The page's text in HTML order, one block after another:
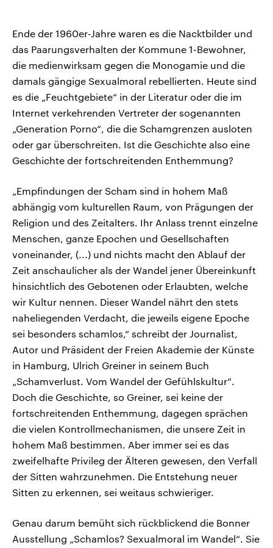
Ende der 1960er-Jahre waren es die Nacktbilder und
das Paarungsverhalten der Kommune 1-Bewohner,
die medienwirksam gegen die Monogamie und die
damals gängige Sexualmoral rebellierten. Heute sind
es die „Feuchtgebiete“ in der Literatur oder die im
Internet verkehrenden Vertreter der sogenannten
„Generation Porno“, die die Schamgrenzen ausloten
oder gar überschreiten. Ist die Geschichte also eine
Geschichte der fortschreitenden Enthemmung?
„Empfindungen der Scham sind in hohem Maß
abhängig vom kulturellen Raum, von Prägungen der
Religion und des Zeitalters. Ihr Anlass trennt einzelne
Menschen, ganze Epochen und Gesellschaften
voneinander, (...) und nichts macht den Ablauf der
Zeit anschaulicher als der Wandel jener Übereinkunft
hinsichtlich des Gebotenen oder Erlaubten, welche
wir Kultur nennen. Dieser Wandel nährt den stets
naheliegenden Verdacht, die jeweils eigene Epoche
sei besonders schamlos,“ schreibt der Journalist,
Autor und Präsident der Freien Akademie der Künste
in Hamburg, Ulrich Greiner in seinem Buch
„Schamverlust. Vom Wandel der Gefühlskultur“.
Doch die Geschichte, so Greiner, sei keine der
fortschreitenden Enthemmung, dagegen sprächen
die vielen Kontrollmechanismen, die unsere Zeit in
hohem Maß bestimmen. Aber immer sei es das
zweifelhafte Privileg der Älteren gewesen, den Verfall
der Sitten wahrzunehmen. Die Entstehung neuer
Sitten zu erkennen, sei weitaus schwieriger.
Genau darum bemüht sich rückblickend die Bonner
Ausstellung „Schamlos? Sexualmoral im Wandel“. Sie